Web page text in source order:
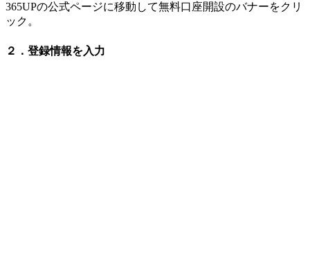
365UPの公式ページに移動して無料口座開設のバナーをクリ
ック。
２．登録情報を入力